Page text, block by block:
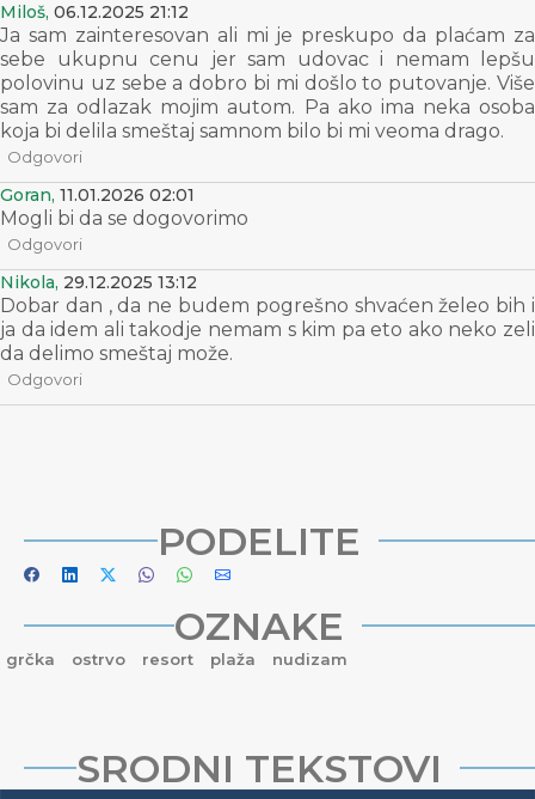
Miloš, 06.12.2025 21:12
Ja sam zainteresovan ali mi je preskupo da plaćam za
sebe ukupnu cenu jer sam udovac i nemam lepšu
polovinu uz sebe a dobro bi mi došlo to putovanje. Više
sam za odlazak mojim autom. Pa ako ima neka osoba
koja bi delila smeštaj samnom bilo bi mi veoma drago.
Odgovori
Goran, 11.01.2026 02:01
Mogli bi da se dogovorimo
Odgovori
Nikola, 29.12.2025 13:12
Dobar dan , da ne budem pogrešno shvaćen želeo bih i
ja da idem ali takodje nemam s kim pa eto ako neko zeli
da delimo smeštaj može.
Odgovori
PODELITE
OZNAKE
grčka ostrvo resort plaža nudizam
SRODNI TEKSTOVI